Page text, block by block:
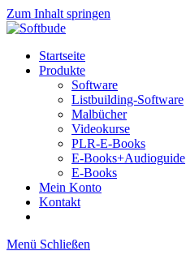
Zum Inhalt springen
Startseite
Produkte
Software
Listbuilding-Software
Malbücher
Videokurse
PLR-E-Books
E-Books+Audioguide
E-Books
Mein Konto
Kontakt
Menü Schließen